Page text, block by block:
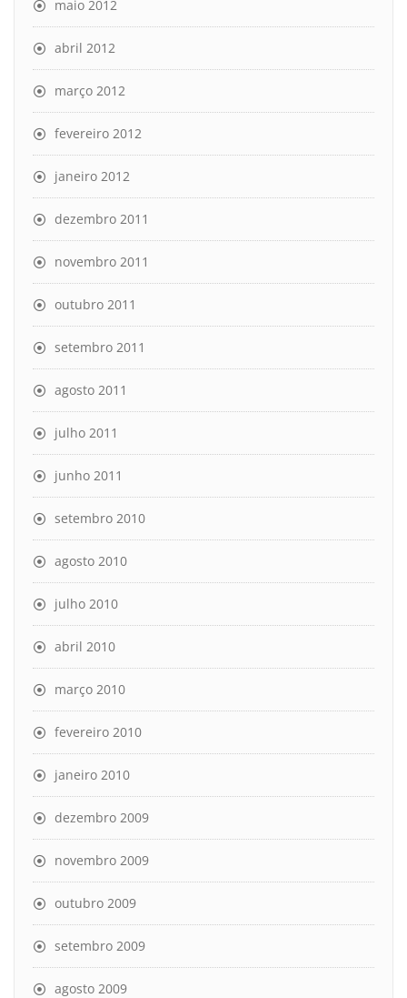
maio 2012
abril 2012
março 2012
fevereiro 2012
janeiro 2012
dezembro 2011
novembro 2011
outubro 2011
setembro 2011
agosto 2011
julho 2011
junho 2011
setembro 2010
agosto 2010
julho 2010
abril 2010
março 2010
fevereiro 2010
janeiro 2010
dezembro 2009
novembro 2009
outubro 2009
setembro 2009
agosto 2009